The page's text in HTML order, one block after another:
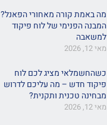
מה באמת קורה מאחורי הפאנל?
המבנה הפנימי של לוח פיקוד
למשאבה
מאי 12, 2026
כשהחשמלאי מציג לכם לוח
פיקוד חדש – מה עליכם לדרוש
מבחינה טכנית ותקנית?
מאי 12, 2026